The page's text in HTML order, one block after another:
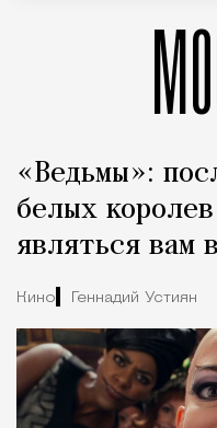
«Ведьмы»:
белых
являться вам
Кино Геннадий Устиян